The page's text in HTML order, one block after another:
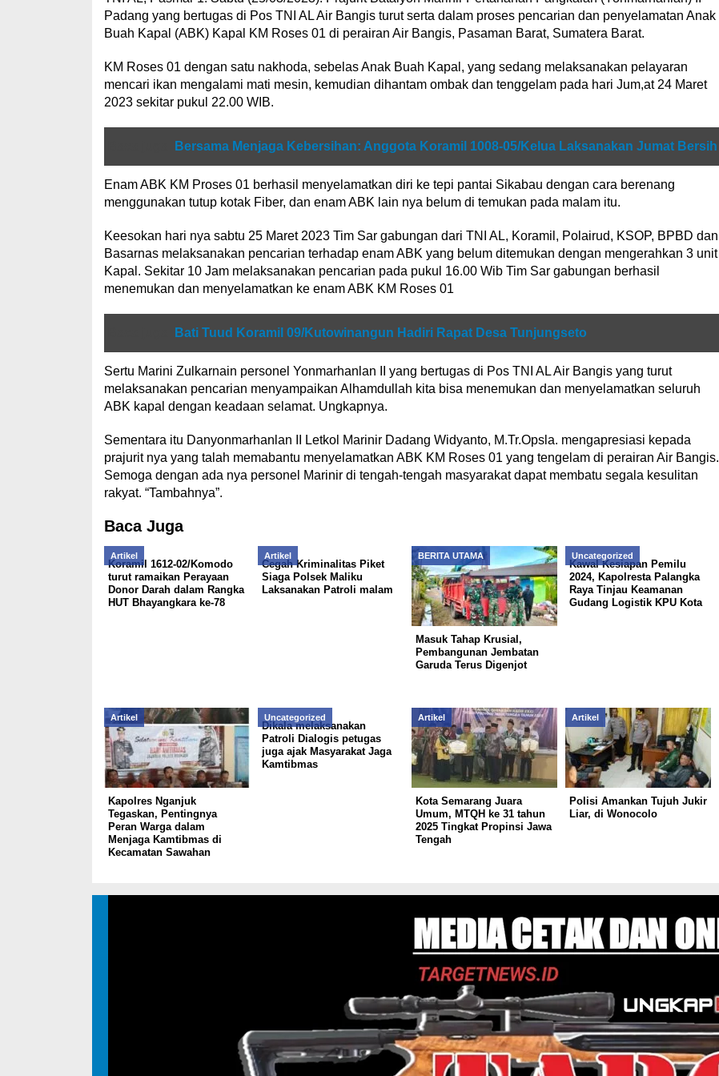
Padang yang bertugas di Pos TNI AL Air Bangis turut serta dalam proses pencarian dan penyelamatan Anak
Buah Kapal (ABK) Kapal KM Roses 01 di perairan Air Bangis, Pasaman Barat, Sumatera Barat.
KM Roses 01 dengan satu nakhoda, sebelas Anak Buah Kapal, yang sedang melaksanakan pelayaran
mencari ikan mengalami mati mesin, kemudian dihantam ombak dan tenggelam pada hari Jum,at 24 Maret
2023 sekitar pukul 22.00 WIB.
Bersama Menjaga Kebersihan: Anggota Koramil 1008-05/Kelua Laksanakan Jumat Bersih
Enam ABK KM Proses 01 berhasil menyelamatkan diri ke tepi pantai Sikabau dengan cara berenang
menggunakan tutup kotak Fiber, dan enam ABK lain nya belum di temukan pada malam itu.
Keesokan hari nya sabtu 25 Maret 2023 Tim Sar gabungan dari TNI AL, Koramil, Polairud, KSOP, BPBD dan
Basarnas melaksanakan pencarian terhadap enam ABK yang belum ditemukan dengan mengerahkan 3 unit
Kapal. Sekitar 10 Jam melaksanakan pencarian pada pukul 16.00 Wib Tim Sar gabungan berhasil
menemukan dan menyelamatkan ke enam ABK KM Roses 01
Bati Tuud Koramil 09/Kutowinangun Hadiri Rapat Desa Tunjungseto
Sertu Marini Zulkarnain personel Yonmarhanlan II yang bertugas di Pos TNI AL Air Bangis yang turut
melaksanakan pencarian menyampaikan Alhamdullah kita bisa menemukan dan menyelamatkan seluruh
ABK kapal dengan keadaan selamat. Ungkapnya.
Sementara itu Danyonmarhanlan II Letkol Marinir Dadang Widyanto, M.Tr.Opsla. mengapresiasi kepada
prajurit nya yang talah memabantu menyelamatkan ABK KM Roses 01 yang tengelam di perairan Air Bangis.
Semoga dengan ada nya personel Marinir di tengah-tengah masyarakat dapat membatu segala kesulitan
rakyat. “Tambahnya”.
Baca Juga
Artikel
Koramil 1612-02/Komodo
turut ramaikan Perayaan
Donor Darah dalam Rangka
HUT Bhayangkara ke-78
Artikel
Cegah Kriminalitas Piket
Siaga Polsek Maliku
Laksanakan Patroli malam
BERITA UTAMA
Masuk Tahap Krusial,
Pembangunan Jembatan
Garuda Terus Digenjot
Uncategorized
Kawal Kesiapan Pemilu
2024, Kapolresta Palangka
Raya Tinjau Keamanan
Gudang Logistik KPU Kota
Artikel
Kapolres Nganjuk
Tegaskan, Pentingnya
Peran Warga dalam
Menjaga Kamtibmas di
Kecamatan Sawahan
Uncategorized
Dikala melaksanakan
Patroli Dialogis petugas
juga ajak Masyarakat Jaga
Kamtibmas
Artikel
Kota Semarang Juara
Umum, MTQH ke 31 tahun
2025 Tingkat Propinsi Jawa
Tengah
Artikel
Polisi Amankan Tujuh Jukir
Liar, di Wonocolo